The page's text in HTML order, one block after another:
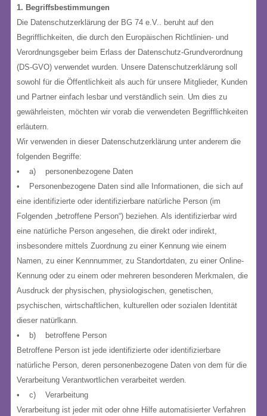
1. Begriffsbestimmungen
Die Datenschutzerklärung der BG 74 e.V.. beruht auf den
Begrifflichkeiten, die durch den Europäischen Richtlinien- und
Verordnungsgeber beim Erlass der Datenschutz-Grundverordnung
(DS-GVO) verwendet wurden. Unsere Datenschutzerklärung soll
sowohl für die Öffentlichkeit als auch für unsere Mitglieder, Kunden
und Partner einfach lesbar und verständlich sein. Um dies zu
gewährleisten, möchten wir vorab die verwendeten Begrifflichkeiten
erläutern.
Wir verwenden in dieser Datenschutzerklärung unter anderem die
folgenden Begriffe:
• a) personenbezogene Daten
• Personenbezogene Daten sind alle Informationen, die sich auf
eine identifizierte oder identifizierbare natürliche Person (im
Folgenden „betroffene Person“) beziehen. Als identifizierbar wird
eine natürliche Person angesehen, die direkt oder indirekt,
insbesondere mittels Zuordnung zu einer Kennung wie einem
Namen, zu einer Kennnummer, zu Standortdaten, zu einer Online-
Kennung oder zu einem oder mehreren besonderen Merkmalen, die
Ausdruck der physischen, physiologischen, genetischen,
psychischen, wirtschaftlichen, kulturellen oder sozialen Identität
dieser natürlkann.
• b) betroffene Person
Betroffene Person ist jede identifizierte oder identifizierbare
natürliche Person, deren personenbezogene Daten von dem für die
Verarbeitung Verantwortlichen verarbeitet werden.
• c) Verarbeitung
Verarbeitung ist jeder mit oder ohne Hilfe automatisierter Verfahren